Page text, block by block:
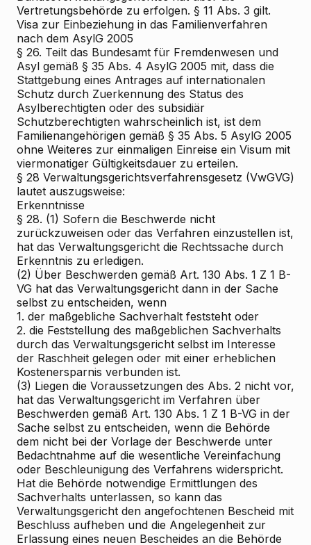
Vertretungsbehörde zu erfolgen. § 11 Abs. 3 gilt.
Visa zur Einbeziehung in das Familienverfahren
nach dem AsylG 2005
§ 26. Teilt das Bundesamt für Fremdenwesen und
Asyl gemäß § 35 Abs. 4 AsylG 2005 mit, dass die
Stattgebung eines Antrages auf internationalen
Schutz durch Zuerkennung des Status des
Asylberechtigten oder des subsidiär
Schutzberechtigten wahrscheinlich ist, ist dem
Familienangehörigen gemäß § 35 Abs. 5 AsylG 2005
ohne Weiteres zur einmaligen Einreise ein Visum mit
viermonatiger Gültigkeitsdauer zu erteilen.
§ 28 Verwaltungsgerichtsverfahrensgesetz (VwGVG)
lautet auszugsweise:
Erkenntnisse
§ 28. (1) Sofern die Beschwerde nicht
zurückzuweisen oder das Verfahren einzustellen ist,
hat das Verwaltungsgericht die Rechtssache durch
Erkenntnis zu erledigen.
(2) Über Beschwerden gemäß Art. 130 Abs. 1 Z 1 B-
VG hat das Verwaltungsgericht dann in der Sache
selbst zu entscheiden, wenn
1. der maßgebliche Sachverhalt feststeht oder
2. die Feststellung des maßgeblichen Sachverhalts
durch das Verwaltungsgericht selbst im Interesse
der Raschheit gelegen oder mit einer erheblichen
Kostenersparnis verbunden ist.
(3) Liegen die Voraussetzungen des Abs. 2 nicht vor,
hat das Verwaltungsgericht im Verfahren über
Beschwerden gemäß Art. 130 Abs. 1 Z 1 B-VG in der
Sache selbst zu entscheiden, wenn die Behörde
dem nicht bei der Vorlage der Beschwerde unter
Bedachtnahme auf die wesentliche Vereinfachung
oder Beschleunigung des Verfahrens widerspricht.
Hat die Behörde notwendige Ermittlungen des
Sachverhalts unterlassen, so kann das
Verwaltungsgericht den angefochtenen Bescheid mit
Beschluss aufheben und die Angelegenheit zur
Erlassung eines neuen Bescheides an die Behörde